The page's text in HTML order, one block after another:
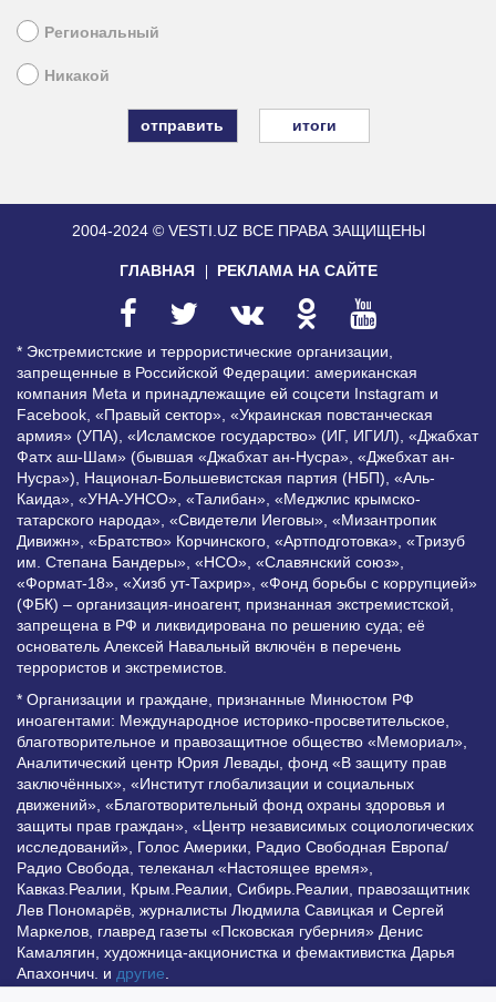
Региональный
Никакой
итоги
2004-2024 © VESTI.UZ ВСЕ ПРАВА ЗАЩИЩЕНЫ
ГЛАВНАЯ РЕКЛАМА НА САЙТЕ
* Экстремистские и террористические организации,
запрещенные в Российской Федерации: американская
компания Meta и принадлежащие ей соцсети Instagram и
Facebook, «Правый сектор», «Украинская повстанческая
армия» (УПА), «Исламское государство» (ИГ, ИГИЛ), «Джабхат
Фатх аш-Шам» (бывшая «Джабхат ан-Нусра», «Джебхат ан-
Нусра»), Национал-Большевистская партия (НБП), «Аль-
Каида», «УНА-УНСО», «Талибан», «Меджлис крымско-
татарского народа», «Свидетели Иеговы», «Мизантропик
Дивижн», «Братство» Корчинского, «Артподготовка», «Тризуб
им. Степана Бандеры», «НСО», «Славянский союз»,
«Формат-18», «Хизб ут-Тахрир», «Фонд борьбы с коррупцией»
(ФБК) – организация-иноагент, признанная экстремистской,
запрещена в РФ и ликвидирована по решению суда; её
основатель Алексей Навальный включён в перечень
террористов и экстремистов.
* Организации и граждане, признанные Минюстом РФ
иноагентами: Международное историко-просветительское,
благотворительное и правозащитное общество «Мемориал»,
Аналитический центр Юрия Левады, фонд «В защиту прав
заключённых», «Институт глобализации и социальных
движений», «Благотворительный фонд охраны здоровья и
защиты прав граждан», «Центр независимых социологических
исследований», Голос Америки, Радио Свободная Европа/
Радио Свобода, телеканал «Настоящее время»,
Кавказ.Реалии, Крым.Реалии, Сибирь.Реалии, правозащитник
Лев Пономарёв, журналисты Людмила Савицкая и Сергей
Маркелов, главред газеты «Псковская губерния» Денис
Камалягин, художница-акционистка и фемактивистка Дарья
Апахончич. и другие.